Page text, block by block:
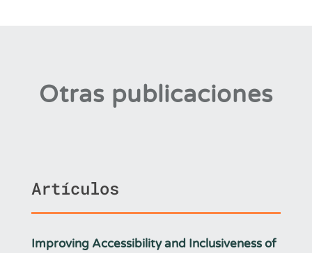
Otras publicaciones
Artículos
Improving Accessibility and Inclusiveness of